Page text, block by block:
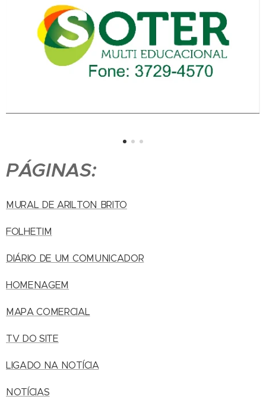
PÁGINAS:
MURAL DE ARILTON BRITO
FOLHETIM
DIÁRIO DE UM COMUNICADOR
HOMENAGEM
MAPA COMERCIAL
TV DO SITE
LIGADO NA NOTÍCIA
NOTÍCIAS